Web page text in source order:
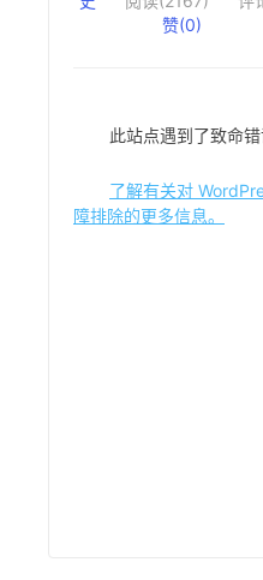
赞(0)
此站点遇到了致命错
了解有关对
障排除的更多信息。